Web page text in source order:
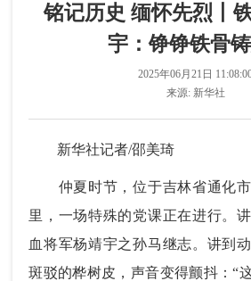
铭记历史 缅怀先烈丨
宇：铮铮铁骨
2025年06月21日
来源: 新华社
新华社记者/邵美琦
仲夏时节，位于吉林省通化市
里，一场特殊的党课正在进行。
血将军杨靖宇之孙马继志。讲到
斑驳的桦树皮，声音变得颤抖：“